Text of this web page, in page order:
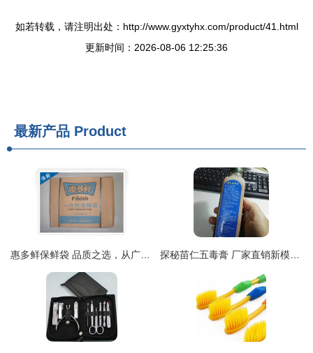
如若转载，请注明出处：http://www.gyxtyhx.com/product/41.html
更新时间：2026-08-06 12:25:36
最新产品 Product